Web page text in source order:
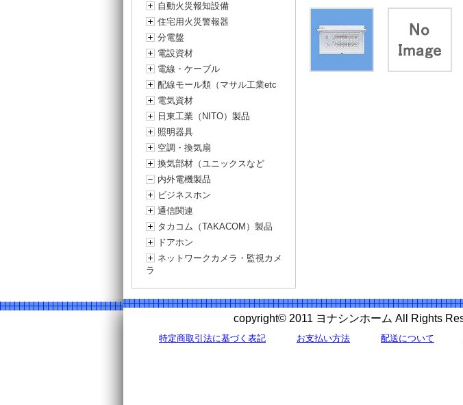
自動火災報知設備
住宅用火災警報器
分電盤
電設資材
電線・ケーブル
配線モール類（マサル工業etc
電気資材
日東工業（NITO）製品
照明器具
空調・換気扇
換気部材（ユニックスなど
内外電機製品
ビジネスホン
通信関連
タカコム（TAKACOM）製品
ドアホン
ネットワークカメラ・監視カメ
ラ
copyright© 2011 ヨナシンホーム All Rights
特定商取引法に基づく表記 お支払い方法 配送について